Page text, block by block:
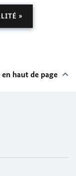
»
haut de page